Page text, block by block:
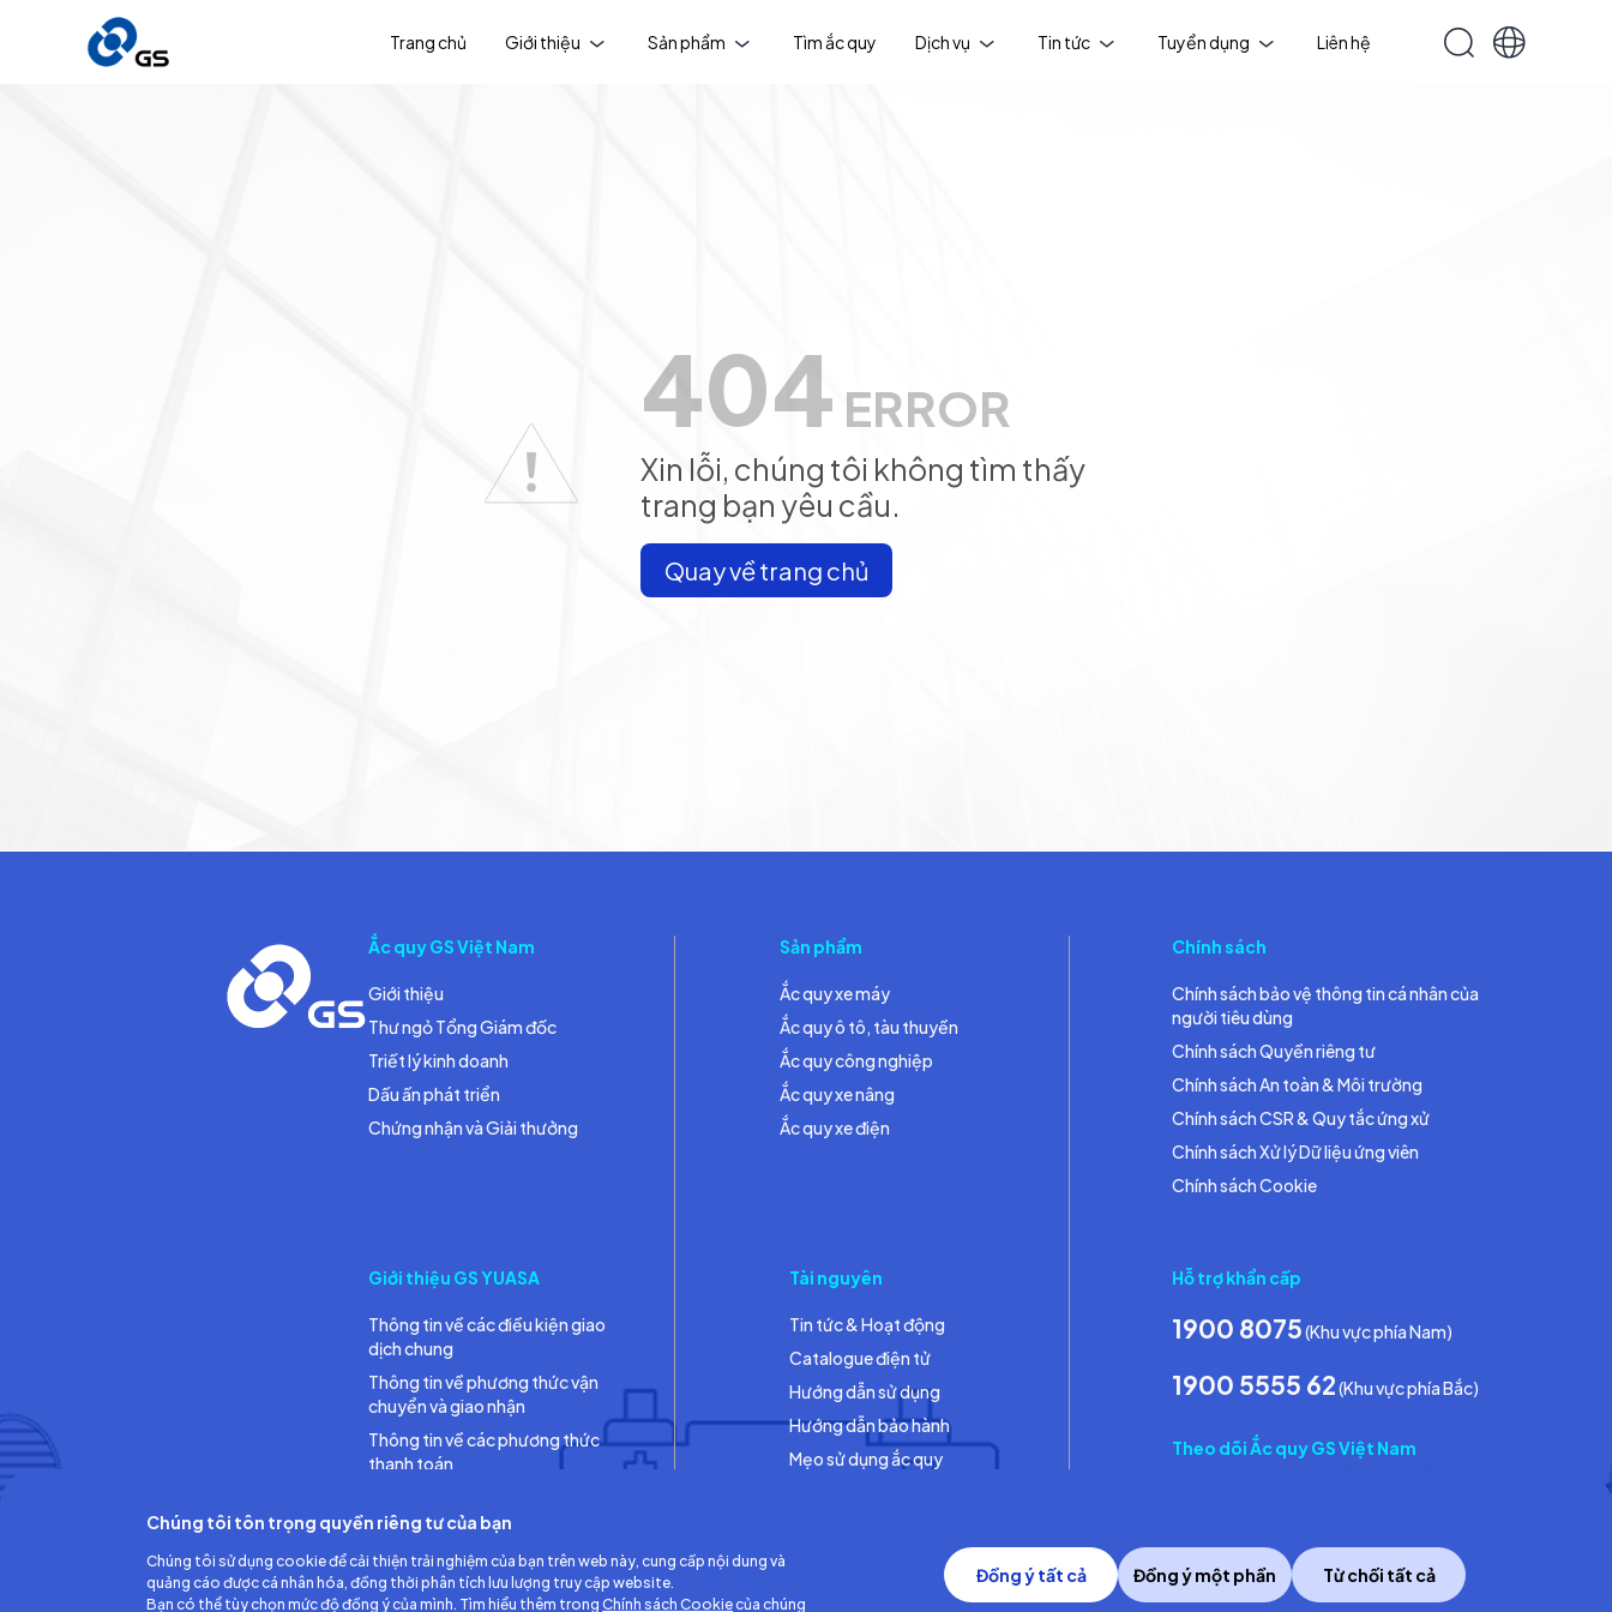
Trang chủ Giới thiệu Sản phẩm Tìm ắc quy Dịch vụ Tin tức Tuyển dụng Liên hệ
404 ERROR
Xin lỗi, chúng tôi không tìm thấy
trang bạn yêu cầu.
Quay về trang chủ
Ắc quy GS Việt Nam
Giới thiệu
Thư ngỏ Tổng Giám đốc
Triết lý kinh doanh
Dấu ấn phát triển
Chứng nhận và Giải thưởng
Sản phẩm
Ắc quy xe máy
Ắc quy ô tô, tàu thuyền
Ắc quy công nghiệp
Ắc quy xe nâng
Ắc quy xe điện
Chính sách
Chính sách bảo vệ thông tin cá nhân của
người tiêu dùng
Chính sách Quyền riêng tư
Chính sách An toàn & Môi trường
Chính sách CSR & Quy tắc ứng xử
Chính sách Xử lý Dữ liệu ứng viên
Chính sách Cookie
Giới thiệu GS YUASA
Thông tin về các điều kiện giao
dịch chung
Thông tin về phương thức vận
chuyển và giao nhận
Thông tin về các phương thức
thanh toán
Tài nguyên
Tin tức & Hoạt động
Catalogue điện tử
Hướng dẫn sử dụng
Hướng dẫn bảo hành
Mẹo sử dụng ắc quy
Hỗ trợ khẩn cấp
1900 8075(Khu vực phía Nam)
1900 5555 62(Khu vực phía Bắc)
Theo dõi Ắc quy GS Việt Nam
Công ty TNHH Ắc quy GS Việt Nam Copyright © 2014 GS Battery Vietnam Co., Ltd
Chúng tôi tôn trọng quyền riêng tư của bạn
Chúng tôi sử dụng cookie để cải thiện trải nghiệm của bạn trên web này, cung cấp nội dung và
quảng cáo được cá nhân hóa, đồng thời phân tích lưu lượng truy cập website.
Bạn có thể tùy chọn mức độ đồng ý của mình. Tìm hiểu thêm trong Chính sách Cookiecủa chúng
Đồng ý tất cả Đồng ý một phần Từ chối tất cả